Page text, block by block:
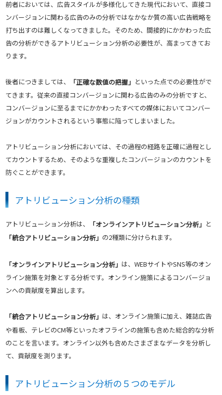
前者においては、広告スタイルが多様化してきた現代において、直接コ
ンバージョンに関わる広告のみの分析ではなかなか質の高い広告戦略を
打ち出すのは難しくなってきました。そのため、間接的にかかわった広
告の分析ができるアトリビューション分析の必要性が、高まってきてお
ります。
後者につきましては、 「正確な数値の把握」 といった点での必要性がで
てきます。従来の直接コンバージョンに関わる広告のみの分析ですと、
コンバージョンに至るまでにかかわったすべての媒体においてコンバー
ジョンがカウントされるという事態に陥ってしまいました。
アトリビューション分析においては、その過程の経路を正確に過程とし
てカウントするため、そのような重複したコンバージョンのカウントを
防ぐことができます。
アトリビューション分析の種類
アトリビューション分析は、 「オンラインアトリビューション分析」 と
「統合アトリビューション分析」 の2種類に分けられます。
「オンラインアトリビューション分析」 は、WEBサイトやSNS等のオン
ライン施策を対象とする分析です。オンライン施策によるコンバージョ
ンへの貢献度を算出します。
「統合アトリビューション分析」 は、オンライン施策に加え、雑誌広告
や看板、テレビのCM等といったオフラインの施策も含めた総合的な分析
のことを言います。オンライン以外も含めたさまざまなデータを分析し
て、貢献度を測ります。
アトリビューション分析の５つのモデル